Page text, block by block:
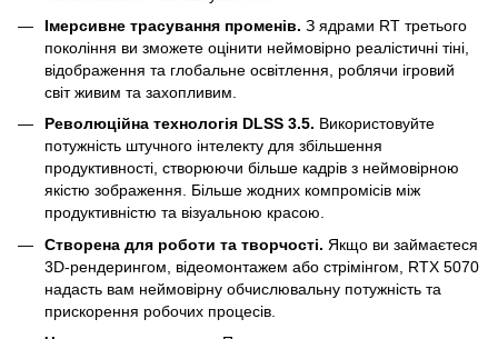
Імерсивне трасування променів. З ядрами RT третього
покоління ви зможете оцінити неймовірно реалістичні тіні,
відображення та глобальне освітлення, роблячи ігровий
світ живим та захопливим.
Революційна технологія DLSS 3.5. Використовуйте
потужність штучного інтелекту для збільшення
продуктивності, створюючи більше кадрів з неймовірною
якістю зображення. Більше жодних компромісів між
продуктивністю та візуальною красою.
Створена для роботи та творчості. Якщо ви займаєтеся
3D-рендерингом, відеомонтажем або стрімінгом, RTX 5070
надасть вам неймовірну обчислювальну потужність та
прискорення робочих процесів.